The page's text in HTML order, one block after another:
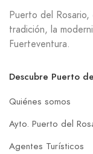
Puerto del
tradición, la
Fuerteventura.
Descubre Puerto
Quiénes somos
Ayto. Puerto del
Agentes Turísticos